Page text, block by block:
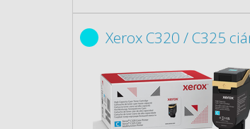
Xerox C320 / C325